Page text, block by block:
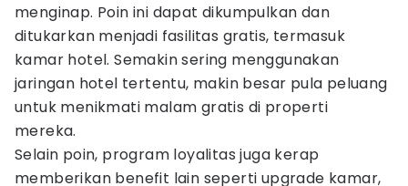
menginap. Poin ini dapat dikumpulkan dan
ditukarkan menjadi fasilitas gratis, termasuk
kamar hotel. Semakin sering menggunakan
jaringan hotel tertentu, makin besar pula peluang
untuk menikmati malam gratis di properti
mereka.
Selain poin, program loyalitas juga kerap
memberikan benefit lain seperti upgrade kamar,